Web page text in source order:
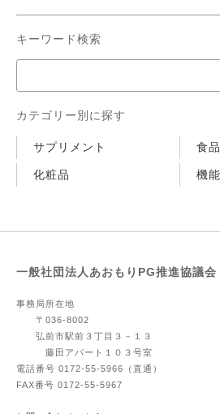
キーワード検索
カテゴリー別に探す
サプリメント 食
化粧品 機
一般社団法人あおもりPG推進協議会
事務局 所在地
〒036-8002
弘前市駅前３丁目３－１３
藤田アパート１０３号室
電話番号 0172-55-5966（直通）
FAX番号 0172-55-5967